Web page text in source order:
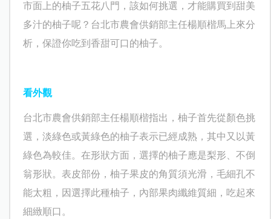
市面上的柚子五花八門，該如何挑選，才能購買到甜美
多汁的柚子呢？台北市農會供銷部主任楊順楷馬上來分
析，保證你吃到香甜可口的柚子。
看外觀
台北市農會供銷部主任楊順楷指出，柚子首先從顏色挑
選，淡綠色或黃綠色的柚子表示已經成熟，其中又以黃
綠色為較佳。在形狀方面，選擇的柚子應是梨形、不倒
翁形狀。表皮部份，柚子果皮的角質須光滑，毛細孔不
能太粗，因選擇此種柚子，內部果肉纖維質細，吃起來
細緻順口。